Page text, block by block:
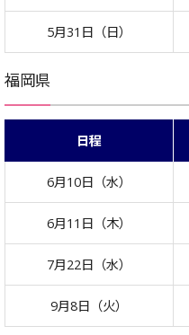
5月31日（日）
福岡県
日程
6月10日（水）
6月11日（木）
7月22日（水）
9月8日（火）